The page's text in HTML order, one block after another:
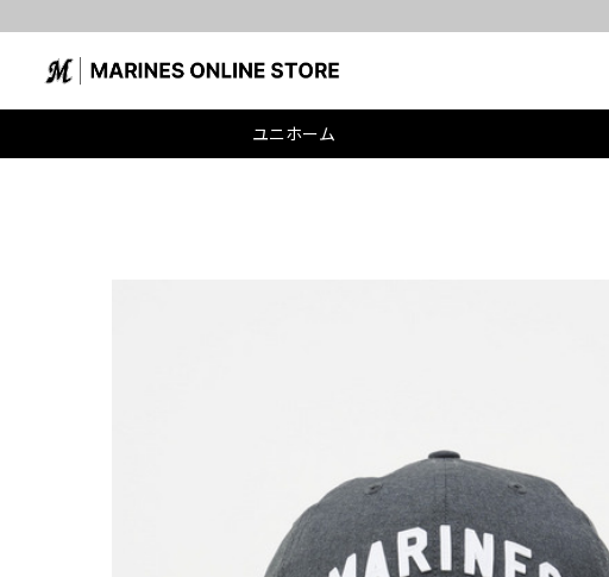
ユニホーム